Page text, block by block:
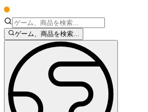
ゲーム、商品を検索...